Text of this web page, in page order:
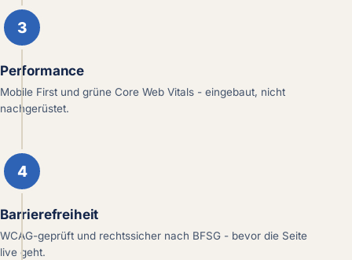
3
Performance
Mobile First und grüne Core Web Vitals - eingebaut, nicht
nachgerüstet.
4
Barrierefreiheit
WCAG-geprüft und rechtssicher nach BFSG - bevor die Seite
live geht.